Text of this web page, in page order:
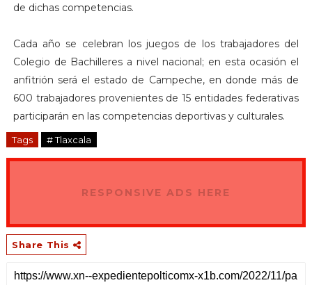
de dichas competencias.
Cada año se celebran los juegos de los trabajadores del
Colegio de Bachilleres a nivel nacional; en esta ocasión el
anfitrión será el estado de Campeche, en donde más de
600 trabajadores provenientes de 15 entidades federativas
participarán en las competencias deportivas y culturales.
Tags # Tlaxcala
RESPONSIVE ADS HERE
Share This